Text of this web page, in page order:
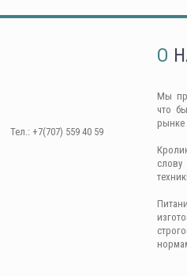
Тел.: +7(707) 559 40 59
О
Мы
что
рынке